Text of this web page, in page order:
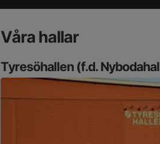
Våra hallar
Tyresöhallen (f.d.